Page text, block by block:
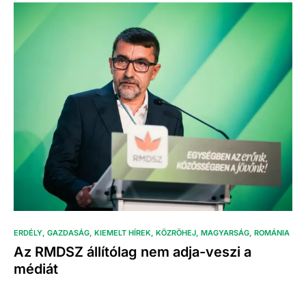
ERDÉLY GAZDASÁG KIEMELT HÍREK KÖZRÖHEJ MAGYARSÁG ROMÁNIA
Az RMDSZ állítólag nem adja-veszi a
médiát